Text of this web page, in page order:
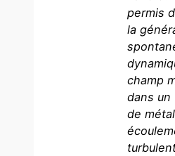
permis
la
champ
dans un
de